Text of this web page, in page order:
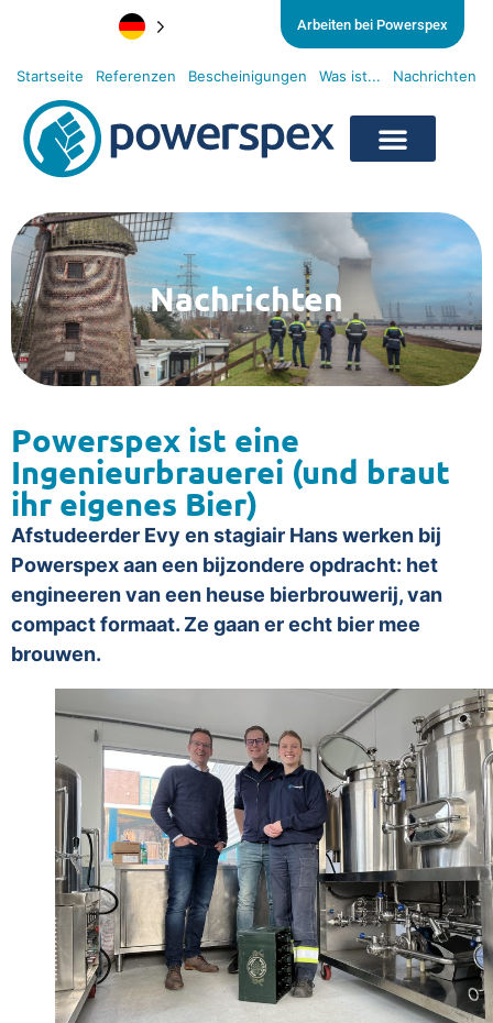
Startseite Referenzen Bescheinigungen Was ist... Nachrichten
Arbeiten bei Powerspex
Nachrichten
Powerspex ist eine
Ingenieurbrauerei (und braut
ihr eigenes Bier)
Afstudeerder Evy en stagiair Hans werken bij
Powerspex aan een bijzondere opdracht: het
engineeren van een heuse bierbrouwerij, van
compact formaat. Ze gaan er echt bier mee
brouwen.